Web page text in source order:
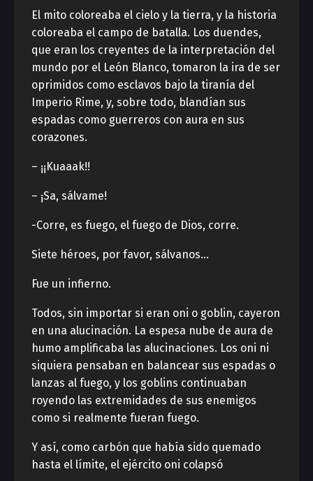
El mito coloreaba el cielo y la tierra, y la historia
coloreaba el campo de batalla. Los duendes,
que eran los creyentes de la interpretación del
mundo por el León Blanco, tomaron la ira de ser
oprimidos como esclavos bajo la tiranía del
Imperio Rime, y, sobre todo, blandían sus
espadas como guerreros con aura en sus
corazones.
– ¡¡Kuaaak!!
– ¡Sa, sálvame!
-Corre, es fuego, el fuego de Dios, corre.
Siete héroes, por favor, sálvanos…
Fue un infierno.
Todos, sin importar si eran oni o goblin, cayeron
en una alucinación. La espesa nube de aura de
humo amplificaba las alucinaciones. Los oni ni
siquiera pensaban en balancear sus espadas o
lanzas al fuego, y los goblins continuaban
royendo las extremidades de sus enemigos
como si realmente fueran fuego.
Y así, como carbón que había sido quemado
hasta el límite, el ejército oni colapsó